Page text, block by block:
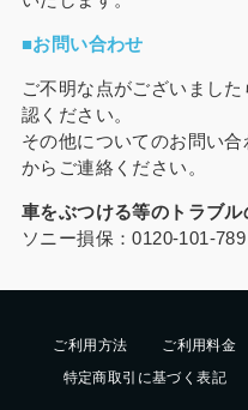
■お問い合わせ
ご不明な点がございました
認ください。
その他についてのお問い合
からご連絡ください。
車をぶつける等のトラブル
ソニー損保：0120-101-789
ご利用方法 ご利用料金
特定商取引に基づく表記